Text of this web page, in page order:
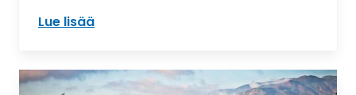
Lue lisää